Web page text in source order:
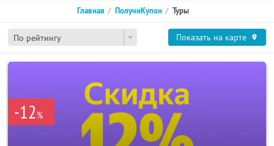
По рейтингу
Главная ПолучиКупон Туры
Показать на карте
-12%